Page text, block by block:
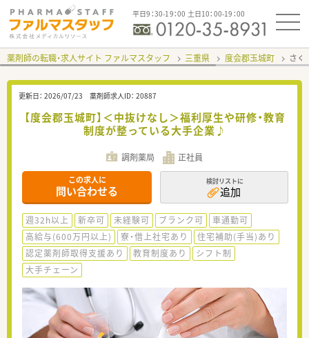
平日9：30-19：00 土日10：00-19：00
薬剤師の転職・求人サイト ファルマスタッフ 三重県 度会郡玉城町 さ
更新日： 2026/07/23 薬剤師求人ID： 20887
【度会郡玉城町】＜中抜けなし＞福利厚生や研修・教育
制度が整っている大手企業♪
調剤薬局 正社員
この求人に
問い合わせる
検討リストに
追加
週32h以上 新卒可 未経験可 ブランク可
車通勤可
高給与(600万円以上)
寮・借上社宅あり
住宅補助(手当)あり
認定薬剤師取得支援あり
教育制度あり
シフト制
大手チェーン